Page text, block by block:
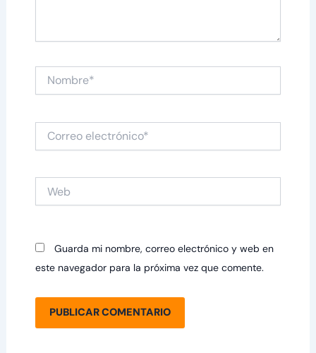
Nombre*
electrónico*
Guarda mi nombre, correo electrónico y web en
este navegador para la próxima vez que comente.